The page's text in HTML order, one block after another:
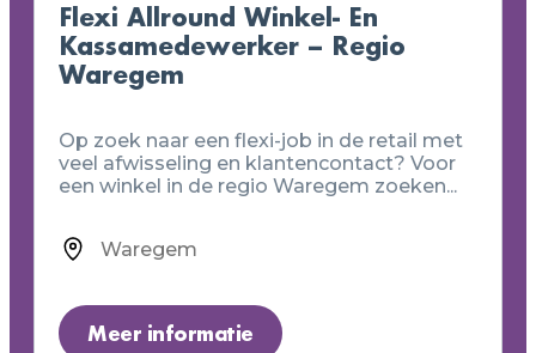
Flexi Allround Winkel- En
Kassamedewerker – Regio
Waregem
Op zoek naar een flexi-job in de retail met
veel afwisseling en klantencontact? Voor
een winkel in de regio Waregem zoeken...
Waregem
Meer informatie